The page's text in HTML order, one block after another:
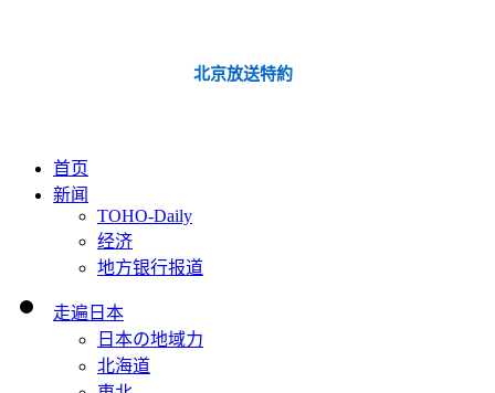
北京放送特約
首页
新闻
TOHO-Daily
经济
地方银行报道
走遍日本
日本の地域力
北海道